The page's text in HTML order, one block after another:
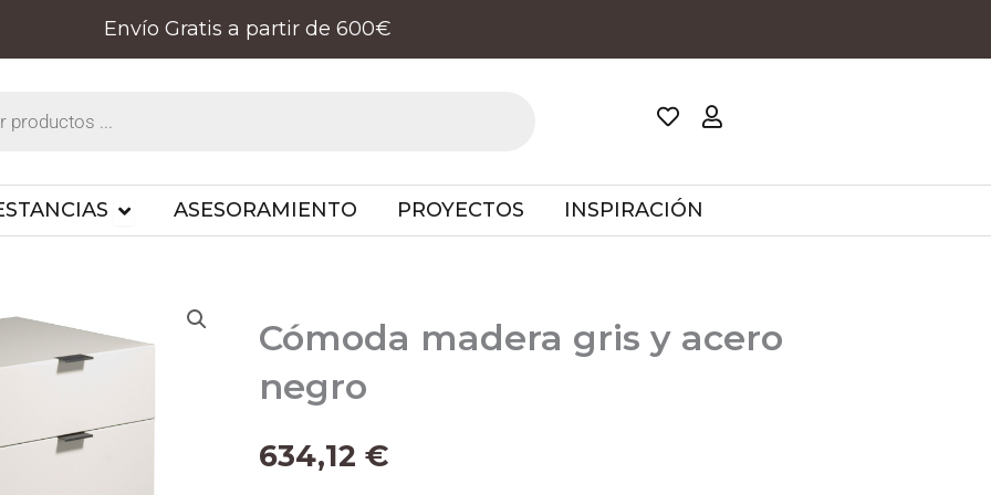
Envío Gratis a partir de 600€
OPEN ESTANCIAS
ASESORAMIENTO PROYECTOS INSPIRACIÓN
Cómoda madera gris y acero
negro
634,12 €